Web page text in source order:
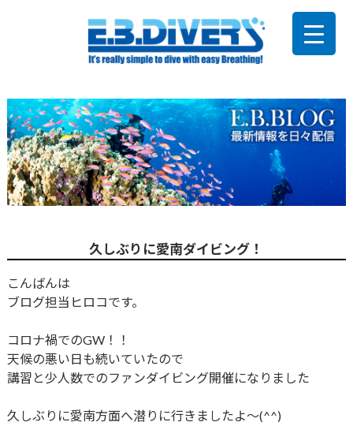
久しぶりに愛南ダイビング！
こんばんは
ブログ担当ヒロコです。
コロナ禍でのGW！！
天候の悪い日も続いていたので
講習と少人数でのファンダイビング開催になりました
久しぶりに愛南方面へ潜りに行きましたよ～(^^)